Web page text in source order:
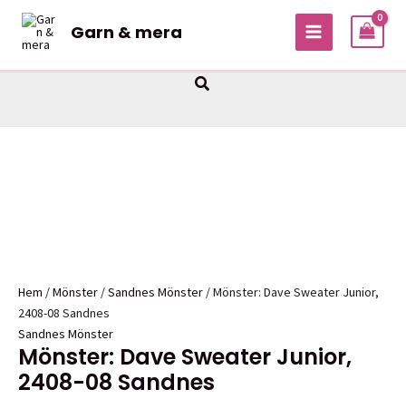
Hoppa
innehåll
Garn & mera
MAIN
Sök
Hem /Mönster /Sandnes Mönster / Mönster: Dave Sweater Junior,
2408-08 Sandnes
Sandnes Mönster
Mönster: Dave Sweater Junior,
2408-08 Sandnes
Sale!
Sale!